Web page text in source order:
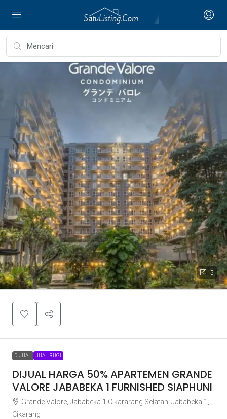
5
DIJUAL JUAL RUGI
DIJUAL HARGA 50% APARTEMEN GRANDE
VALORE JABABEKA 1 FURNISHED SIAPHUNI
Grande Valore, Jababeka 1 Cikararang Selatan, Jababeka 1,
Cikarang